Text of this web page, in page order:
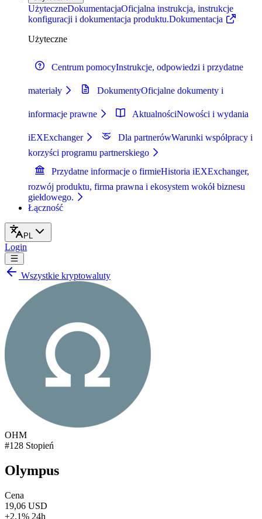
UżyteczneDokumentacjaOficjalna instrukcja, instrukcje
konfiguracji i dokumentacja produktu.Dokumentacja
Użyteczne
Centrum pomocyInstrukcje, odpowiedzi i przydatne
materiały DokumentyOficjalne dokumenty i
informacje prawne AktualnościNowości i wydania
iEXExchanger Dla partnerówWarunki współpracy i
korzyści programu partnerskiego
Przydatne informacje o firmieHistoria iEXExchanger,
rozwój produktu, firma prawna i ekosystem wokół biznesu
giełdowego.
Łączność
PL
Login
Wszystkie kryptowaluty
OHM
#128 Stopień
Olympus
Cena
19,06 USD
+2,1% 24h